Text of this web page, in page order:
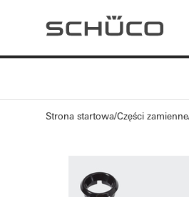
Strona startowa Części zamienne